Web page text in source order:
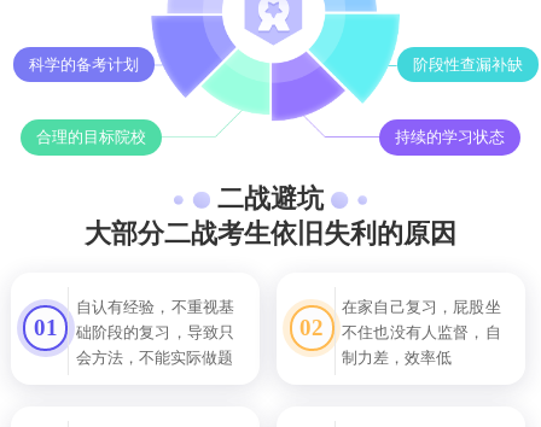
科学的备考计划
合理的目标院校
阶段性查漏补缺
持续的学习状态
二战避坑
大部分二战考生依旧失利的原因
01
自认有经验，不重视基
础阶段的复习，导致只
会方法，不能实际做题
02
在家自己复习，屁股坐
不住也没有人监督，自
制力差，效率低